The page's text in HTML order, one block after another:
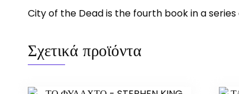
City of the Dead is the fourth book in a
Σχετικά προϊόντα